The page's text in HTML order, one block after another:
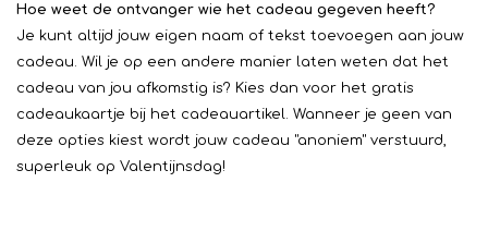
Hoe weet de ontvanger wie het cadeau gegeven heeft?
Je kunt altijd jouw eigen naam of tekst toevoegen aan jouw
cadeau. Wil je op een andere manier laten weten dat het
cadeau van jou afkomstig is? Kies dan voor het gratis
cadeaukaartje bij het cadeauartikel. Wanneer je geen van
deze opties kiest wordt jouw cadeau "anoniem" verstuurd,
superleuk op Valentijnsdag!